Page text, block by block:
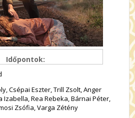
Időpontok:
Csépai Eszter, Trill Zsolt, Anger
Izabella, Rea Rebeka, Bárnai Péter,
Zsófia, Varga Zétény